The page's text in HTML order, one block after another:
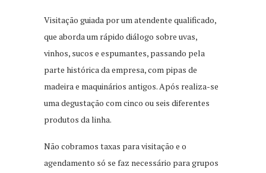
Visitação guiada por um atendente qualificado,
que aborda um rápido diálogo sobre uvas,
vinhos, sucos e espumantes, passando pela
parte histórica da empresa, com pipas de
madeira e maquinários antigos. Após realiza-se
uma degustação com cinco ou seis diferentes
produtos da linha.
Não cobramos taxas para visitação e o
agendamento só se faz necessário para grupos